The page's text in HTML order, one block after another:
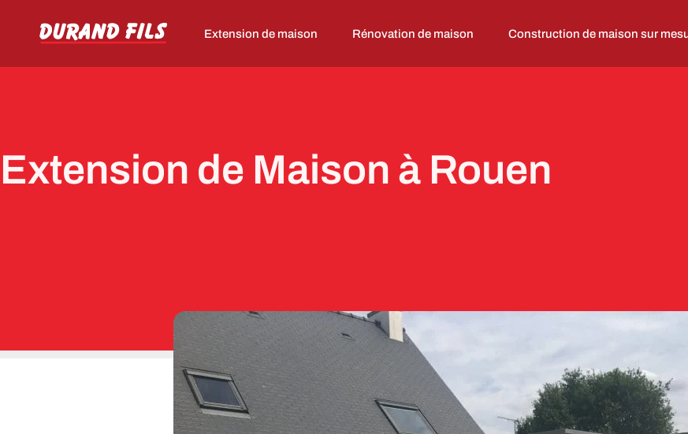
Extension de maison Rénovation de maison Construction de maison sur
Extension de Maison à Rouen